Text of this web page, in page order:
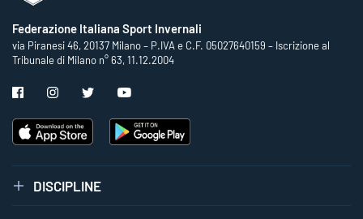
Federazione Italiana Sport Invernali
via Piranesi 46, 20137 Milano – P.IVA e C.F. 05027640159 – Iscrizione al
Tribunale di Milano n° 63, 11.12.2004
DISCIPLINE